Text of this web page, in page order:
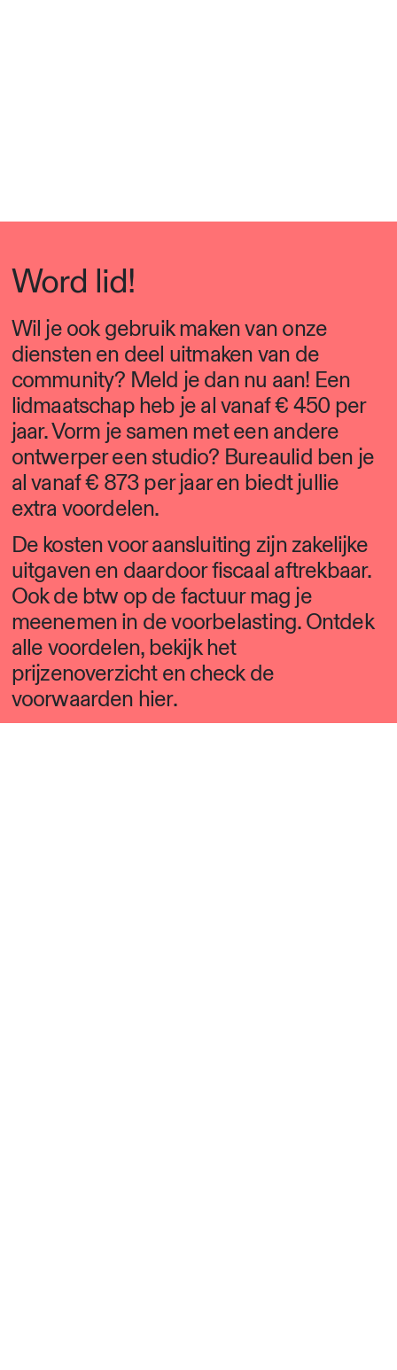
Word lid!
Wil je ook gebruik maken van onze
diensten en deel uitmaken van de
community? Meld je dan nu aan! Een
lidmaatschap heb je al vanaf € 450 per
jaar. Vorm je samen met een andere
ontwerper een studio? Bureaulid ben je
al vanaf € 873 per jaar en biedt jullie
extra voordelen.
De kosten voor aansluiting zijn zakelijke
uitgaven en daardoor fiscaal aftrekbaar.
Ook de btw op de factuur mag je
meenemen in de voorbelasting. Ontdek
alle voordelen, bekijk het
prijzenoverzicht en check de
voorwaarden hier.